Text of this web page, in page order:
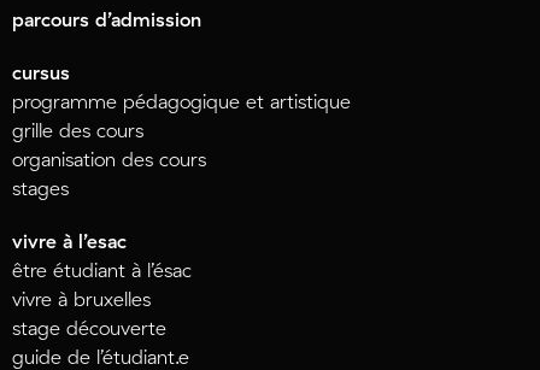
parcours d’admission
cursus
programme pédagogique et artistique
grille des cours
organisation des cours
stages
vivre à l’esac
être étudiant à l’ésac
vivre à bruxelles
stage découverte
guide de l’étudiant.e